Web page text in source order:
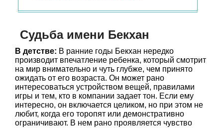
Судьба имени Бекхан
В детстве: В ранние годы Бекхан нередко
производит впечатление ребенка, который смотрит
на мир внимательно и чуть глубже, чем принято
ожидать от его возраста. Он может рано
интересоваться устройством вещей, правилами
игры и тем, кто в компании задает тон. Если ему
интересно, он включается целиком, но при этом не
любит, когда его торопят или демонстративно
ограничивают. В нем рано проявляется чувство